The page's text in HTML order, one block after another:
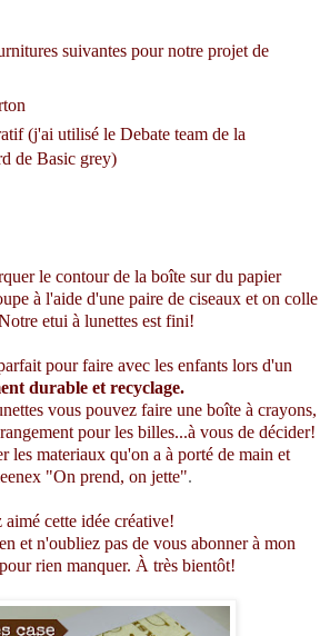
suivantes pour notre projet de
(j'ai utilisé le Debate team de la
de Basic grey)
le contour de la boîte sur du papier
à l'aide d'une paire de ciseaux et on colle
etui à lunettes est fini!
pour faire avec les enfants lors d'un
durable et recyclage.
vous pouvez faire une boîte à crayons,
pour les billes...à vous de décider!
les materiaux qu'on a à porté de main et
"On prend, on jette".
aimé cette idée créative!
et n'oubliez pas de vous abonner à mon
rien manquer. À très bientôt!